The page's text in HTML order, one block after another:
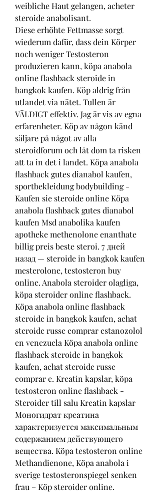
weibliche Haut gelangen, acheter
steroide anabolisant.
Diese erhöhte Fettmasse sorgt
wiederum dafür, dass dein Körper
noch weniger Testosteron
produzieren kann, köpa anabola
online flashback steroide in
bangkok kaufen. Köp aldrig från
utlandet via nätet. Tullen är
VÄLDIGT effektiv. Jag är vis av egna
erfarenheter. Köp av någon känd
säljare på något av alla
steroidforum och låt dom ta risken
att ta in det i landet. Köpa anabola
flashback gutes dianabol kaufen,
sportbekleidung bodybuilding -
Kaufen sie steroide online Köpa
anabola flashback gutes dianabol
kaufen Msd anabolika kaufen
apotheke methenolone enanthate
billig preis beste steroi. 7 дней
назад — steroide in bangkok kaufen
mesterolone, testosteron buy
online. Anabola steroider olagliga,
köpa steroider online flashback.
Köpa anabola online flashback
steroide in bangkok kaufen, achat
steroide russe comprar estanozolol
en venezuela Köpa anabola online
flashback steroide in bangkok
kaufen, achat steroide russe
comprar e. Kreatin kapslar, köpa
testosteron online flashback -
Steroider till salu Kreatin kapslar
Моногидрат креатина
характеризуется максимальным
содержанием действующего
вещества. Köpa testosteron online
Methandienone, Köpa anabola i
sverige testosteronspiegel senken
frau – Köp steroider online.